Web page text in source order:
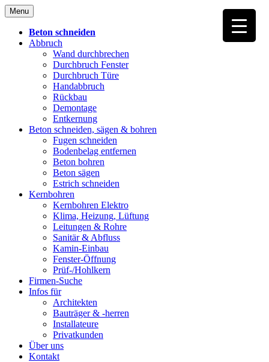
Skip
to
content
Menu
Beton schneiden
Abbruch
Wand durchbrechen
Durchbruch Fenster
Durchbruch Türe
Handabbruch
Rückbau
Demontage
Entkernung
Beton schneiden, sägen & bohren
Fugen schneiden
Bodenbelag entfernen
Beton bohren
Beton sägen
Estrich schneiden
Kernbohren
Kernbohren Elektro
Klima, Heizung, Lüftung
Leitungen & Rohre
Sanitär & Abfluss
Kamin-Einbau
Fenster-Öffnung
Prüf-/Hohlkern
Firmen-Suche
Infos für
Architekten
Bauträger & -herren
Installateure
Privatkunden
Über uns
Kontakt